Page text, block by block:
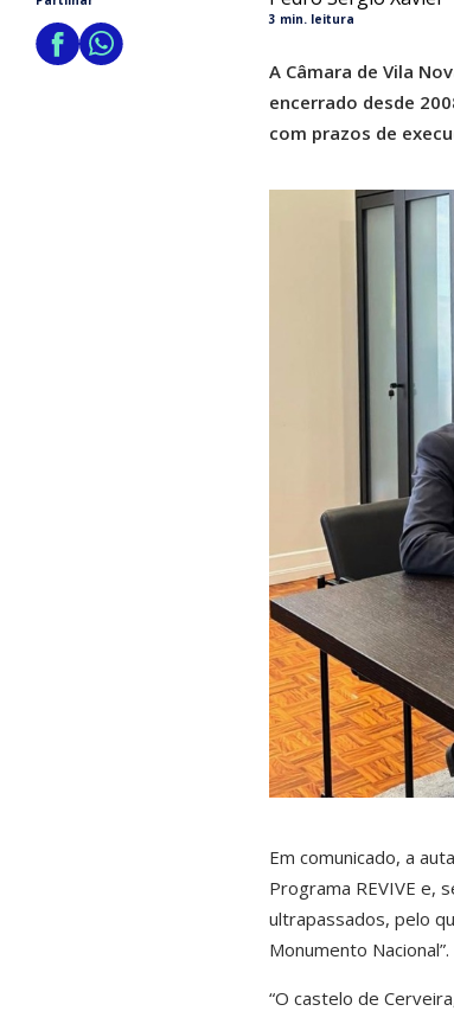
3 min. leitura
A Câmara de Vila
encerrado desde
com prazos de
Em comunicado, a
Programa REVIVE e,
ultrapassados, pelo
Monumento Nacional”.
“O castelo de